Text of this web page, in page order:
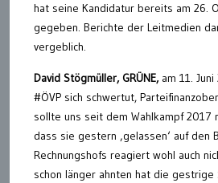
hat seine Kandidatur bereits am 26.
gegeben. Berichte der Leitmedien
vergeblich.
David Stögmüller, GRÜNE,am 11. Juni
#ÖVP sich schwertut,
sollte uns seit dem Wahlkampf 2017
dass sie gestern ‚gelassen‘ auf den
Rechnungshofs reagiert wohl auch
schon länger ahnten hat die gestrige